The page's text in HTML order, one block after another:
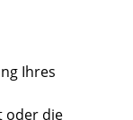
Ihres
oder die